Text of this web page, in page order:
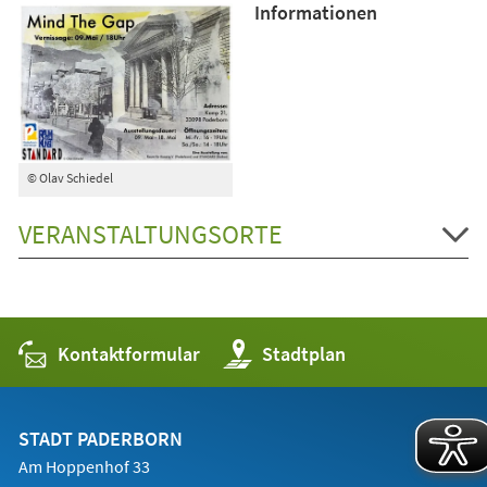
© Olav Schiedel
Informationen
VERANSTALTUNGSORTE
Kontaktformular Stadtplan
(Öffnet
in
einem
STADT PADERBORN
Am Hoppenhof 33